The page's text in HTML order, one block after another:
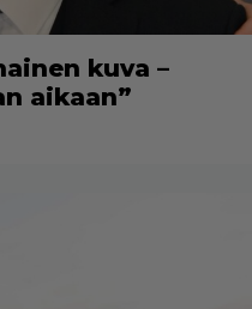
kuva –
aikaan”